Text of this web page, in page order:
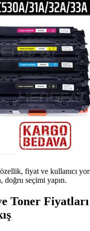
fiyat ve kullanıcı
doğru seçimi yapın.
Toner